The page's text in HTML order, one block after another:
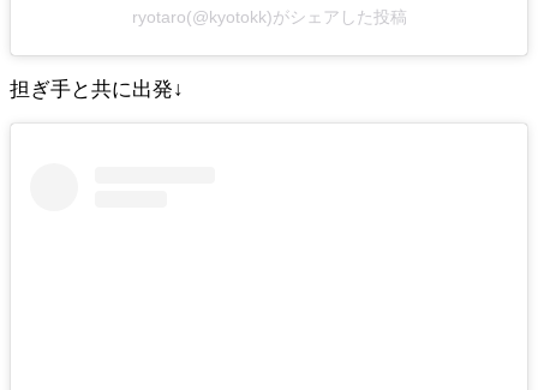
ryotaro(@kyotokk)がシェアした投稿
担ぎ手と共に出発↓